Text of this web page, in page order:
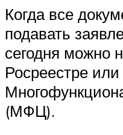
Когда все
подавать
сегодня можно
Росреестре или
(МФЦ).